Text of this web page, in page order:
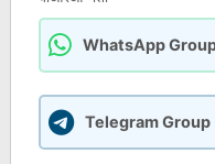
WhatsApp
Telegram Group